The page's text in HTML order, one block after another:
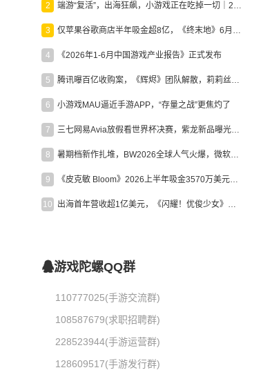
2 端游“复活”，出海狂飙，小游戏正在吃掉一切｜2026上半年产业报告
3 仅苹果谷歌商店半年吸金超8亿，《终末地》6月份收入显著回暖
4 《2026年1-6月中国游戏产业报告》正式发布
5 腾讯曝百亿收购案，《辉烬》团队解散，莉莉丝新作曝光｜陀螺周报
6 小游戏MAU逼近手游APP，“存量之战”更焦灼了
7 三七网易Avia放假看世界杯决赛，紫龙新品曝光，米哈游新作上线 | 陀螺周报
8 暑期档新作扎堆，BW2026全球人气火爆，微软XBOX大裁员|陀螺周报
9 《皮克敏 Bloom》2026上半年吸金3570万美元，中国台湾成最大市场
10 出海首年营收超1亿美元，《闪耀！优俊少女》美国市场占比达七成
游戏陀螺QQ群
110777025(手游交流群)
108587679(求职招聘群)
228523944(手游运营群)
128609517(手游发行群)